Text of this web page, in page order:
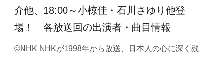
介他、18:00～小椋佳・石川さゆり他登
場！ 各放送回の出演者・曲目情報
©NHK NHKが1998年から放送、日本人の心に深く残